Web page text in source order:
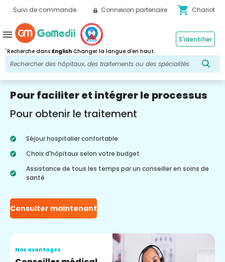
Suivi de commande Connexion partenaire shopping_cart Chariot
*Recherche dans English Changer la langue d'en haut.
S'identifier
menu
Pour faciliter et intégrer le processus
Pour obtenir le traitement
Séjour hospitalier confortable
Choix d'hôpitaux selon votre budget
Assistance de tous les temps par un conseiller en soins de
santé
Consulter maintenant
Nos avantages